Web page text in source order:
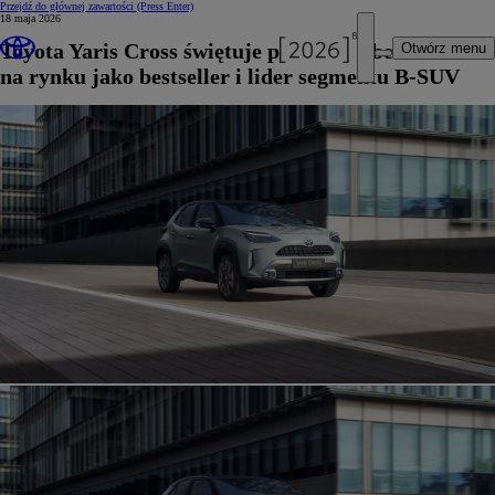
Przejdź do głównej zawartości (Press Enter)
Otwórz menu
18 maja 2026
Toyota Yaris Cross świętuje piąty rok obecności
na rynku jako bestseller i lider segmentu B-SUV